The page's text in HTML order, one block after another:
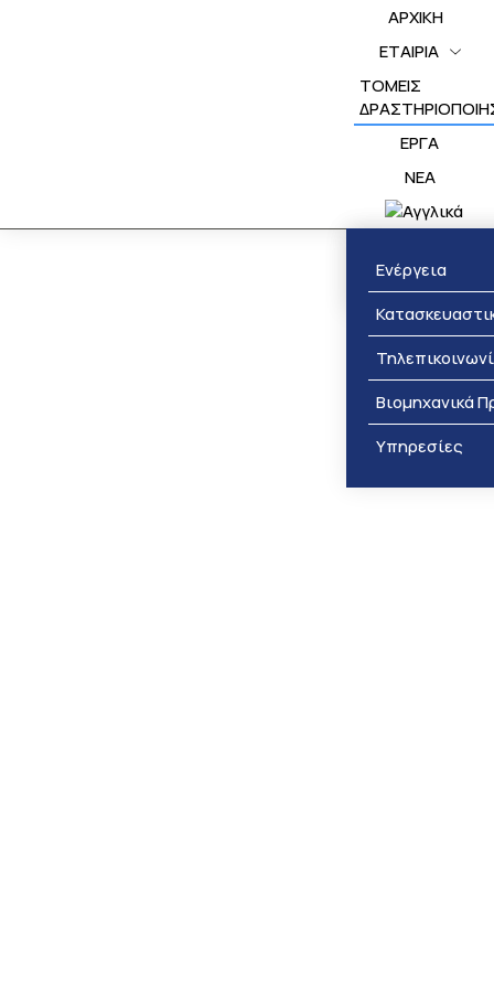
ΑΡΧΙΚΗ
ΕΤΑΙΡΙΑ
Βραβεύσεις
ΤΟΜΕΙΣ
Ενέργεια
Βιομηχανικά
Υπηρεσίες
ΕΡΓΑ
NEA